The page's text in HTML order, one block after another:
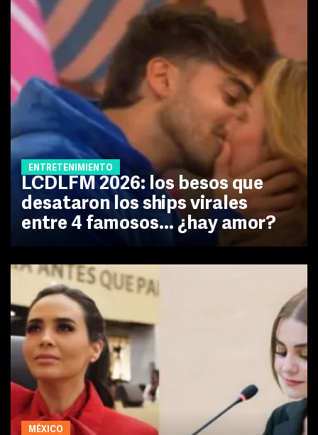
ENTRETENIMIENTO
LCDLFM 2026: los besos que
desataron los ships virales
entre 4 famosos... ¿hay amor?
MÉXICO